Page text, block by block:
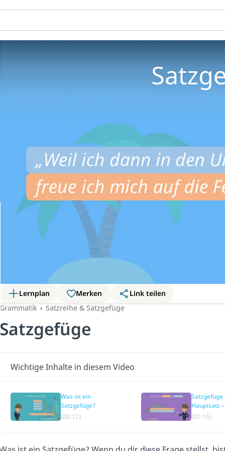
Lernplan Merken
Link teilen
Grammatik
Satzreihe & Satzgefüge
Satzgefüge
Wichtige Inhalte in diesem Video
Was ist ein
Satzgefüge?
(00:12)
Satzgefüge
Hauptsatz –
Nebensatz
(01:15)